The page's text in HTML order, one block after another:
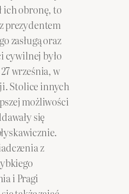
ich obronę, to
prezydentem
zasługą oraz
cywilnej było
września, w
Stolice innych
możliwości
się
z
i Pragi